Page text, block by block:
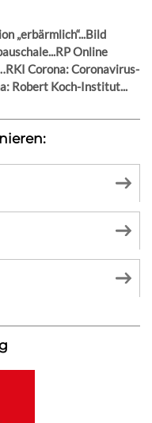
„erbärmlich“...Bild
Online
Corona: Coronavirus-
Robert Koch-Institut...